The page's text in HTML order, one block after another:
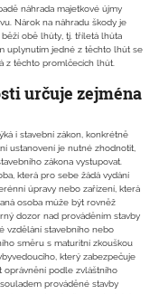
náhrada majetkové újmy
Nárok na náhradu škody je
obě lhůty, tj. tříletá lhůta
uplynutím jedné z těchto lhůt se
z těchto promlčecích lhůt.
určuje zejména
i stavební zákon, konkrétně
ustanovení je nutné zhodnotit,
zákona vystupovat.
která pro sebe žádá vydání
úpravy nebo zařízení, která
osoba může být rovněž
dozor nad prováděním stavby
vzdělání stavebního nebo
směru s maturitní zkouškou
který zabezpečuje
oprávnění podle zvláštního
prováděné stavby